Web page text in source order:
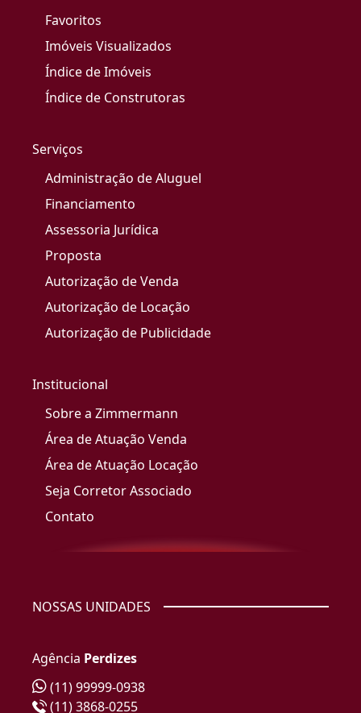
Favoritos
Imóveis Visualizados
Índice de Imóveis
Índice de Construtoras
Serviços
Administração de Aluguel
Financiamento
Assessoria Jurídica
Proposta
Autorização de Venda
Autorização de Locação
Autorização de Publicidade
Institucional
Sobre a Zimmermann
Área de Atuação Venda
Área de Atuação Locação
Seja Corretor Associado
Contato
NOSSAS UNIDADES
Agência Perdizes
(11) 99999-0938
(11) 3868-0255